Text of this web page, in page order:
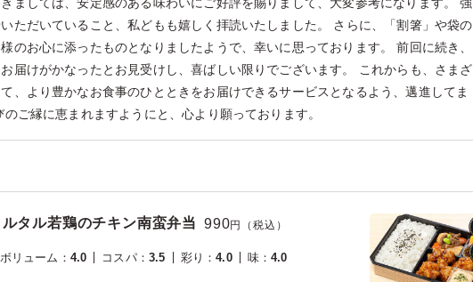
ただいていること、私どもも嬉しく拝読いたしました。 さらに、「割箸」や袋の
のお心に添ったものとなりましたようで、幸いに思っております。 前回に続き、
届けがかなったとお見受けし、喜ばしい限りでございます。 これからも、さまざ
、より豊かなお食事のひとときをお届けできるサービスとなるよう、邁進してま
ご縁に恵まれますようにと、心より願っております。
タル若鶏のチキン南蛮弁当 990円（税込）
ボリューム ： 4.0 コスパ： 3.5 彩り ：4.0 味：4.0